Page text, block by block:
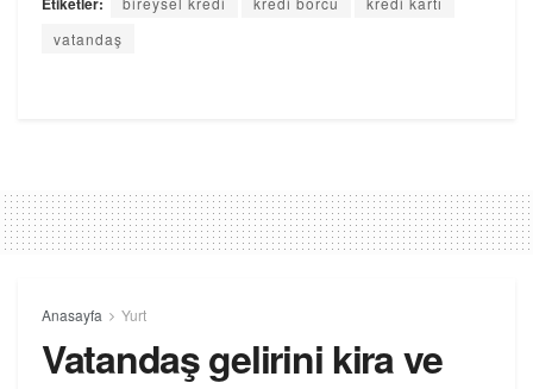
vatandaş
Anasayfa Yurt
Vatandaş gelirini kira ve